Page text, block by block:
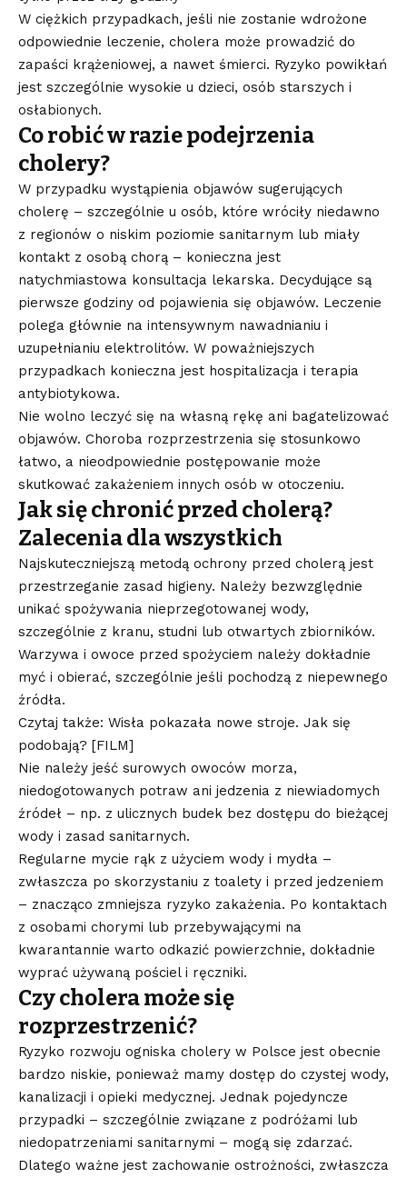
W ciężkich przypadkach, jeśli nie zostanie wdrożone
odpowiednie leczenie, cholera może prowadzić do
zapaści krążeniowej, a nawet śmierci. Ryzyko powikłań
jest szczególnie wysokie u dzieci, osób starszych i
osłabionych.
Co robić w razie podejrzenia
cholery?
W przypadku wystąpienia objawów sugerujących
cholerę – szczególnie u osób, które wróciły niedawno
z regionów o niskim poziomie sanitarnym lub miały
kontakt z osobą chorą – konieczna jest
natychmiastowa konsultacja lekarska. Decydujące są
pierwsze godziny od pojawienia się objawów. Leczenie
polega głównie na intensywnym nawadnianiu i
uzupełnianiu elektrolitów. W poważniejszych
przypadkach konieczna jest hospitalizacja i terapia
antybiotykowa.
Nie wolno leczyć się na własną rękę ani bagatelizować
objawów. Choroba rozprzestrzenia się stosunkowo
łatwo, a nieodpowiednie postępowanie może
skutkować zakażeniem innych osób w otoczeniu.
Jak się chronić przed cholerą?
Zalecenia dla wszystkich
Najskuteczniejszą metodą ochrony przed cholerą jest
przestrzeganie zasad higieny. Należy bezwzględnie
unikać spożywania nieprzegotowanej wody,
szczególnie z kranu, studni lub otwartych zbiorników.
Warzywa i owoce przed spożyciem należy dokładnie
myć i obierać, szczególnie jeśli pochodzą z niepewnego
źródła.
Czytaj także: Wisła pokazała nowe stroje. Jak się
podobają? [FILM]
Nie należy jeść surowych owoców morza,
niedogotowanych potraw ani jedzenia z niewiadomych
źródeł – np. z ulicznych budek bez dostępu do bieżącej
wody i zasad sanitarnych.
Regularne mycie rąk z użyciem wody i mydła –
zwłaszcza po skorzystaniu z toalety i przed jedzeniem
– znacząco zmniejsza ryzyko zakażenia. Po kontaktach
z osobami chorymi lub przebywającymi na
kwarantannie warto odkazić powierzchnie, dokładnie
wyprać używaną pościel i ręczniki.
Czy cholera może się
rozprzestrzenić?
Ryzyko rozwoju ogniska cholery w Polsce jest obecnie
bardzo niskie, ponieważ mamy dostęp do czystej wody,
kanalizacji i opieki medycznej. Jednak pojedyncze
przypadki – szczególnie związane z podróżami lub
niedopatrzeniami sanitarnymi – mogą się zdarzać.
Dlatego ważne jest zachowanie ostrożności, zwłaszcza